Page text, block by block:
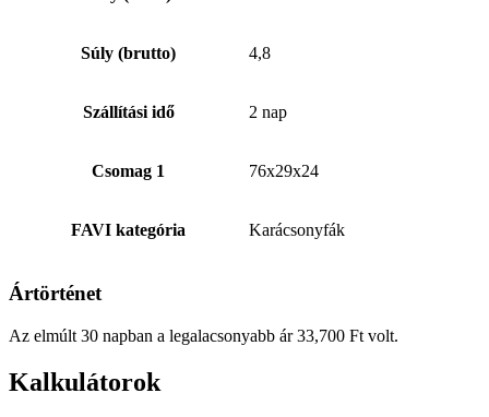
Súly (brutto) 4,8
Szállítási idő 2 nap
Csomag 1 76x29x24
FAVI kategória Karácsonyfák
Ártörténet
Az elmúlt 30 napban a legalacsonyabb ár33,700 Ft volt.
Kalkulátorok